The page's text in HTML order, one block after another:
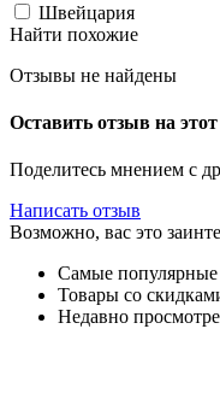
Швейцария
Найти похожие
Отзывы не найдены
Оставить отзыв на
Поделитесь мнением с
Написать отзыв
Возможно, вас это
Самые популярные
Товары со
Недавно